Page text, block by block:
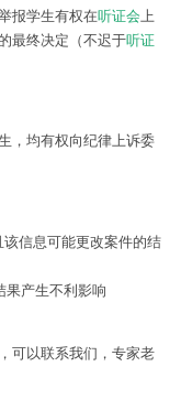
报学生有权在听证会 上
最终决定（不迟于听证
，均有权向纪律上诉委
信息可能更改案件的结
果产生不利影响
可以联系我们，专家老